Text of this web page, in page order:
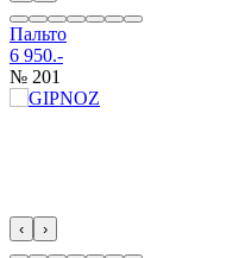
Пальто
6 950.-
№ 201
‹ ›